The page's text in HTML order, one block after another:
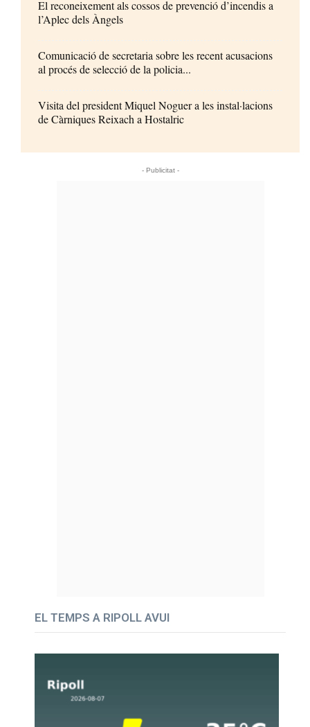
El reconeixement als cossos de prevenció d’incendis a
l’Aplec dels Àngels
Comunicació de secretaria sobre les recent acusacions
al procés de selecció de la policia...
Visita del president Miquel Noguer a les instal·lacions
de Càrniques Reixach a Hostalric
- Publicitat -
EL TEMPS A RIPOLL AVUI